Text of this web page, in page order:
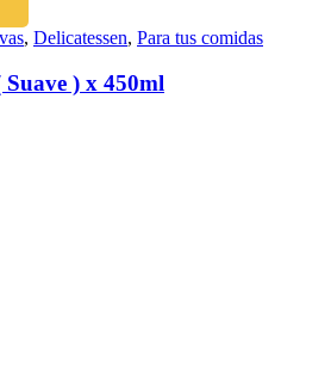
, Delicatessen, Para tus comidas
Suave ) x 450ml